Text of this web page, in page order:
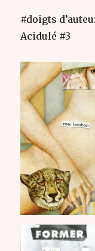
#doigts
Acidulé #3